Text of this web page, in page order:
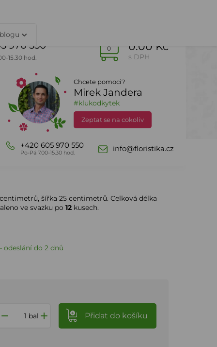
970 550
15.30 hod.
0 0.00 Kč
s DPH
Dle sezony DealZone
šířka 25 centimetrů. Celková délka
ve svazku po 12 kusech.
odeslání do 2 dnů
bal Přidat do košíku
Chcete pomoci?
Mirek Jandera
#klukodkytek
Zeptat se na cokoliv
+420 605 970 550
Po-Pá 7.00-15.30 hod. info@floristika.cz